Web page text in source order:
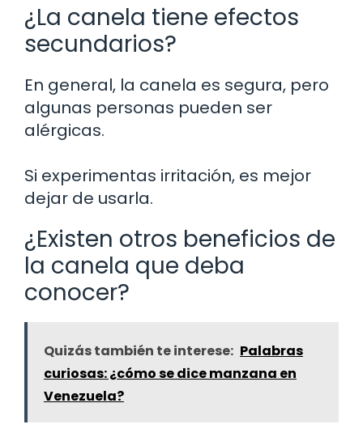
¿La canela tiene efectos
secundarios?
En general, la canela es segura, pero
algunas personas pueden ser
alérgicas.
Si experimentas irritación, es mejor
dejar de usarla.
¿Existen otros beneficios de
la canela que deba
conocer?
Quizás también te interese: Palabras
curiosas: ¿cómo se dice manzana en
Venezuela?